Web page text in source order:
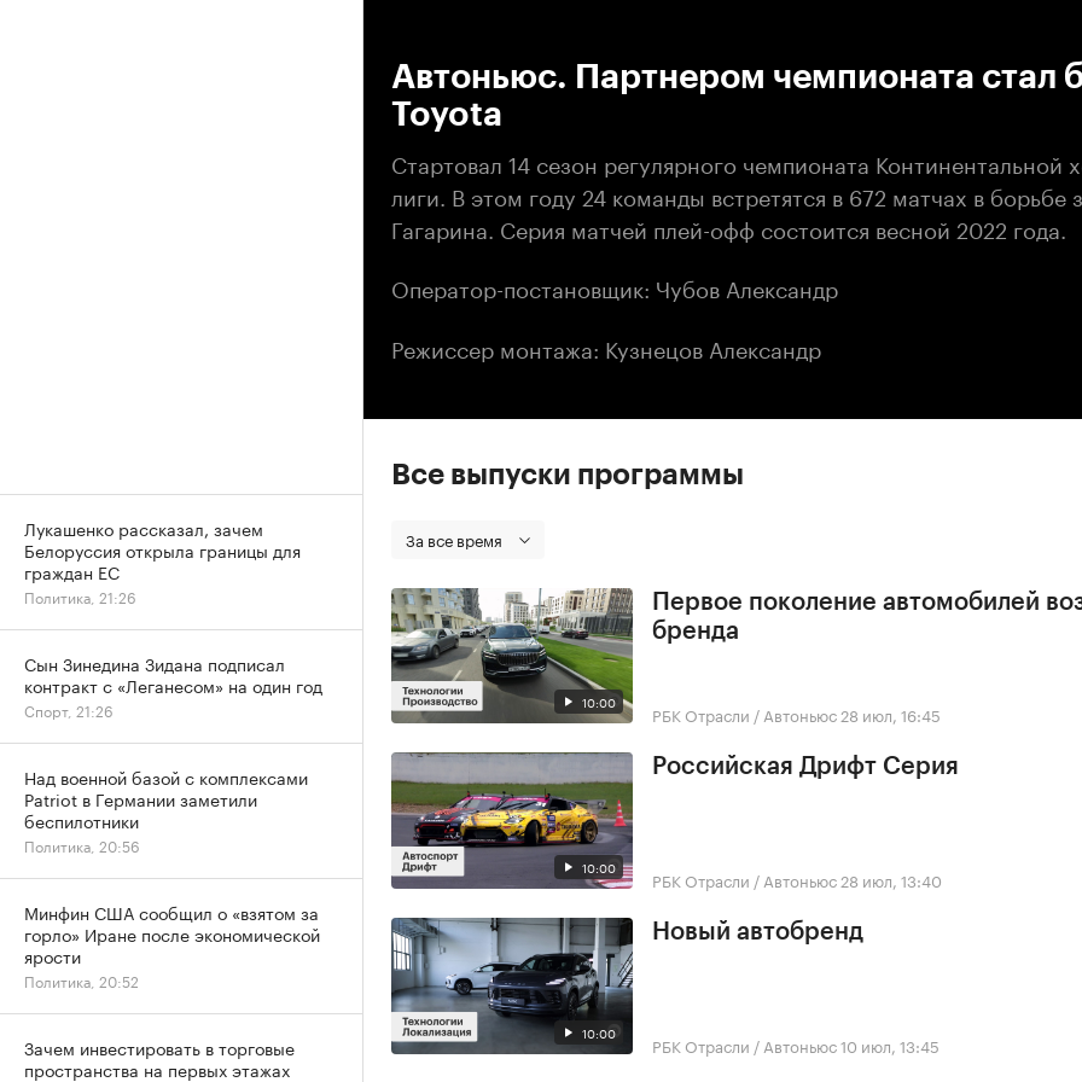
Автоньюс. Партнером чемпионата стал
Toyota
Стартовал 14 сезон регулярного чемпионата Континентальной
лиги. В этом году 24 команды встретятся в 672 матчах в борьбе
Гагарина. Серия матчей плей-офф состоится весной 2022 года.
Оператор-постановщик: Чубов Александр
Режиссер монтажа: Кузнецов Александр
Все выпуски программы
За все время
10:00
Первое поколение автомобилей
бренда
РБК Отрасли / Автоньюс 28 июл, 16:45
10:00
Российская Дрифт Серия
РБК Отрасли / Автоньюс 28 июл, 13:40
10:00
Новый автобренд
РБК Отрасли / Автоньюс10 июл, 13:45
Лукашенко рассказал, зачем
Белоруссия открыла границы для
граждан ЕС
Политика, 21:26
Сын Зинедина Зидана подписал
контракт с «Леганесом» на один год
Спорт, 21:26
Над военной базой с комплексами
Patriot в Германии заметили
беспилотники
Политика, 20:56
Минфин США сообщил о «взятом за
горло» Иране после экономической
ярости
Политика, 20:52
Зачем инвестировать в торговые
пространства на первых этажах